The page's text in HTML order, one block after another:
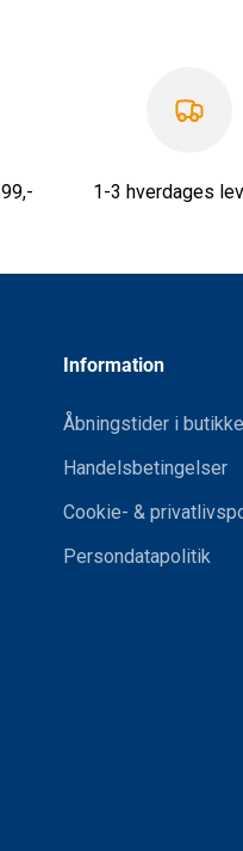
1-3 hverdages
Information
Åbningstider i
Handelsbetingelser
Cookie- &
Persondatapolitik